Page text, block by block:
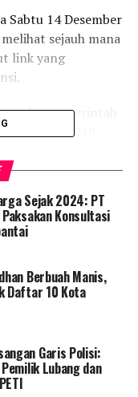
Sabtu 14 Desember
sejauh mana
link yang
dan pemerintah
CPNS 2019.
dengan
atau
tak lulus
bisa dilihat melalui
hak
ditetapkan.
bisa mengikuti
Dasar (SKD).
komputer. Ada tiga
Kebangsaan,
Pribadi.
Sejak 2024: PT
Konsultasi
Berbuah Manis,
Daftar 10 Kota
Garis Polisi:
Lubang dan